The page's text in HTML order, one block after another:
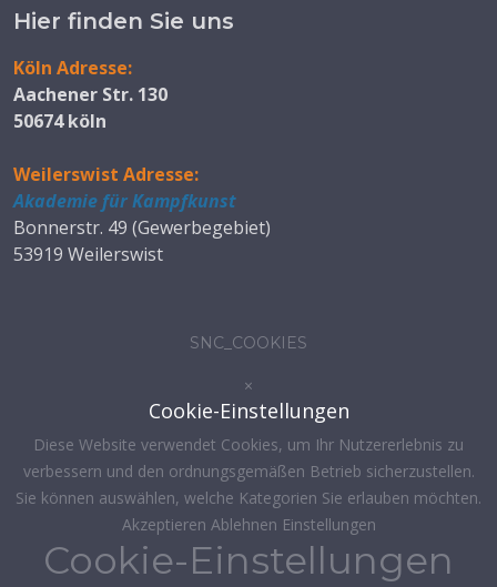
Hier finden Sie uns
Köln Adresse:
Aachener Str. 130
50674 köln
Weilerswist Adresse:
Akademie für Kampfkunst
Bonnerstr. 49 (Gewerbegebiet)
53919 Weilerswist
SNC_COOKIES
×
Cookie-Einstellungen
Diese Website verwendet Cookies, um Ihr Nutzererlebnis zu
verbessern und den ordnungsgemäßen Betrieb sicherzustellen.
Sie können auswählen, welche Kategorien Sie erlauben möchten.
Akzeptieren Ablehnen Einstellungen
Cookie-Einstellungen